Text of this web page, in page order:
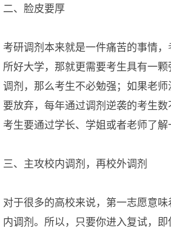
二、脸皮要厚
考研调剂本来就是一件痛苦的事情
所好大学，那就更需要考生具有一
调剂，那么考生不必勉强；如果老
要放弃，每年通过调剂逆袭的考生
考生要通过学长、学姐或者老师了
三、主攻校内调剂，再校外调剂
对于很多的高校来说，第一志愿意
内调剂。所以，只要你进入复试，